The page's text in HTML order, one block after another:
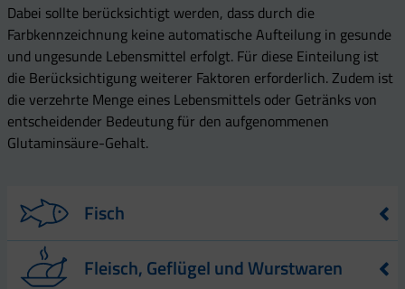
Dabei sollte berücksichtigt werden, dass durch die
Farbkennzeichnung keine automatische Aufteilung in gesunde
und ungesunde Lebensmittel erfolgt. Für diese Einteilung ist
die Berücksichtigung weiterer Faktoren erforderlich. Zudem ist
die verzehrte Menge eines Lebensmittels oder Getränks von
entscheidender Bedeutung für den aufgenommenen
Glutaminsäure-Gehalt.
Fisch
Lebensmittel
Glutaminsäure-Gehalt – angegeben in
mg – pro 100 g Lebensmittel
Fleisch, Geflügel und Wurstwaren